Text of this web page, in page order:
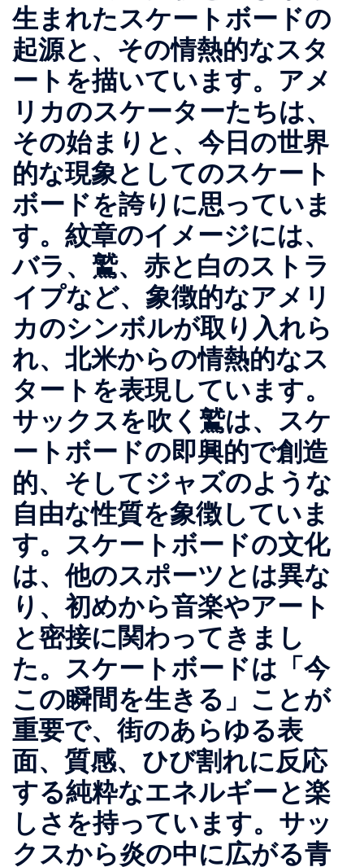
生まれたスケートボードの
起源と、その情熱的なスタ
ートを描いています。アメ
リカのスケーターたちは、
その始まりと、今日の世界
的な現象としてのスケート
ボードを誇りに思っていま
す。紋章のイメージには、
バラ、鷲、赤と白のストラ
イプなど、象徴的なアメリ
カのシンボルが取り入れら
れ、北米からの情熱的なス
タートを表現しています。
サックスを吹く鷲は、スケ
ートボードの即興的で創造
的、そしてジャズのような
自由な性質を象徴していま
す。スケートボードの文化
は、他のスポーツとは異な
り、初めから音楽やアート
と密接に関わってきまし
た。スケートボードは「今
この瞬間を生きる」ことが
重要で、街のあらゆる表
面、質感、ひび割れに反応
する純粋なエネルギーと楽
しさを持っています。サッ
クスから炎の中に広がる青